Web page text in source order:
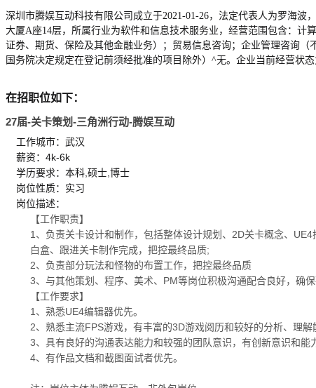
深圳市腾娱互动科技有限公司成立于2021-01-26，法定代表人为罗海波
大厦A座14层，所属行业为软件和信息技术服务业，经营范围包含：
证券、期货、保险及其他金融业务）；贸易信息咨询；企业管理咨询
国务院决定规定在登记前须经批准的项目除外）^无。企业当前经营状态
在招职位如下：
27届-关卡策划-三角洲行动-腾娱互动
工作城市：武汉
薪资：4k-6k
学历要求：本科,硕士,博士
岗位性质：实习
岗位描述：
【工作职责】
1、负责关卡设计和制作，包括整体设计规划、2D关卡概念、UE4
白盒、跟进关卡制作完成，把控最终品质;
2、负责部分玩法和怪物的布置工作，把控最终品质
3、与其他策划、程序、美术、PM等岗位积极沟通配合良好，确
【工作要求】
1、熟悉UE4编辑器优先。
2、熟悉主流FPS游戏，有丰富的3D游戏阅历和较好的分析、理解
3、具有良好的沟通表达能力和较强的团队意识，有创新意识和能
4、有作品文档和截图面试者优先。